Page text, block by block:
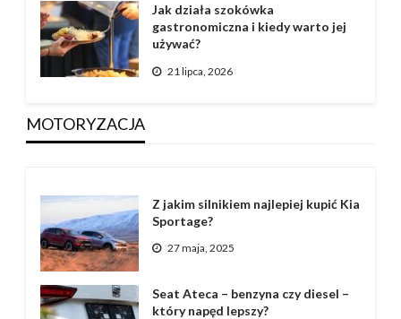
Jak działa szokówka
gastronomiczna i kiedy warto jej
używać?
21 lipca, 2026
MOTORYZACJA
Z jakim silnikiem najlepiej kupić Kia
Sportage?
27 maja, 2025
Seat Ateca – benzyna czy diesel –
który napęd lepszy?